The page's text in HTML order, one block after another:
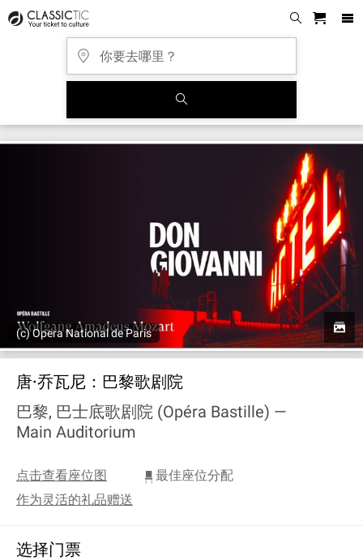
(c) Opera National de Paris
唐·乔瓦尼：巴黎歌剧院
巴黎, 巴士底歌剧院 (Opéra Bastille) —
Main Auditorium
点击查看座位图
最佳座位分配
作为灵活的礼品赠送
选择门票